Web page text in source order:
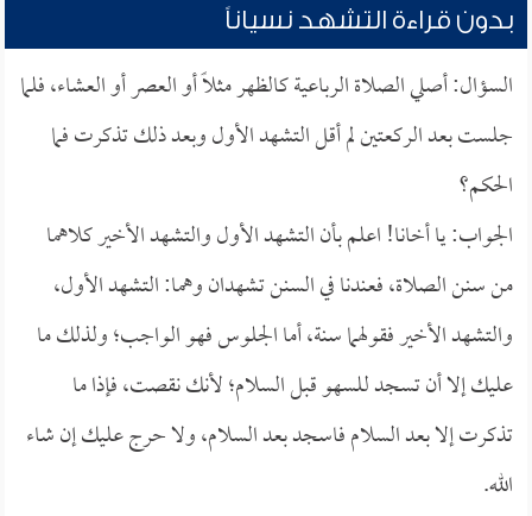
بدون قراءة التشهد نسياناً
السؤال: أصلي الصلاة الرباعية كالظهر مثلاً أو العصر أو العشاء، فلما
جلست بعد الركعتين لم أقل التشهد الأول وبعد ذلك تذكرت فما
الحكم؟
الجواب: يا أخانا! اعلم بأن التشهد الأول والتشهد الأخير كلاهما
من سنن الصلاة، فعندنا في السنن تشهدان وهما: التشهد الأول،
والتشهد الأخير فقولهما سنة، أما الجلوس فهو الواجب؛ ولذلك ما
عليك إلا أن تسجد للسهو قبل السلام؛ لأنك نقصت، فإذا ما
تذكرت إلا بعد السلام فاسجد بعد السلام، ولا حرج عليك إن شاء
الله.